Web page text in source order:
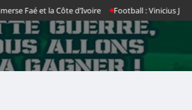
Faé et la Côte d’Ivoire Football : Vinicius Jr dit